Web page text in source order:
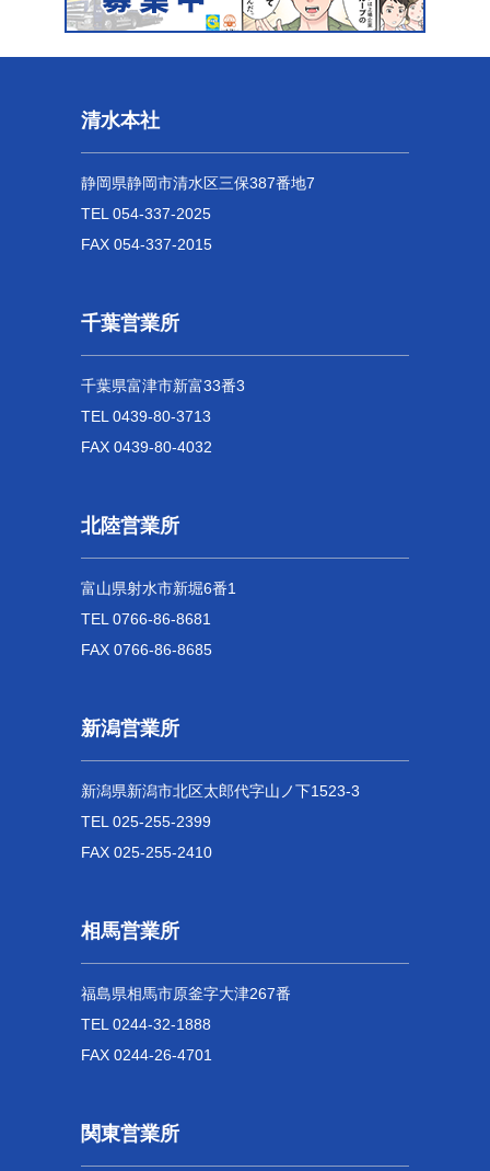
清水本社
静岡県静岡市清水区三保387番地7
TEL 054-337-2025
FAX 054-337-2015
千葉営業所
千葉県富津市新富33番3
TEL 0439-80-3713
FAX 0439-80-4032
北陸営業所
富山県射水市新堀6番1
TEL 0766-86-8681
FAX 0766-86-8685
新潟営業所
新潟県新潟市北区太郎代字山ノ下1523-3
TEL 025-255-2399
FAX 025-255-2410
相馬営業所
福島県相馬市原釜字大津267番
TEL 0244-32-1888
FAX 0244-26-4701
関東営業所